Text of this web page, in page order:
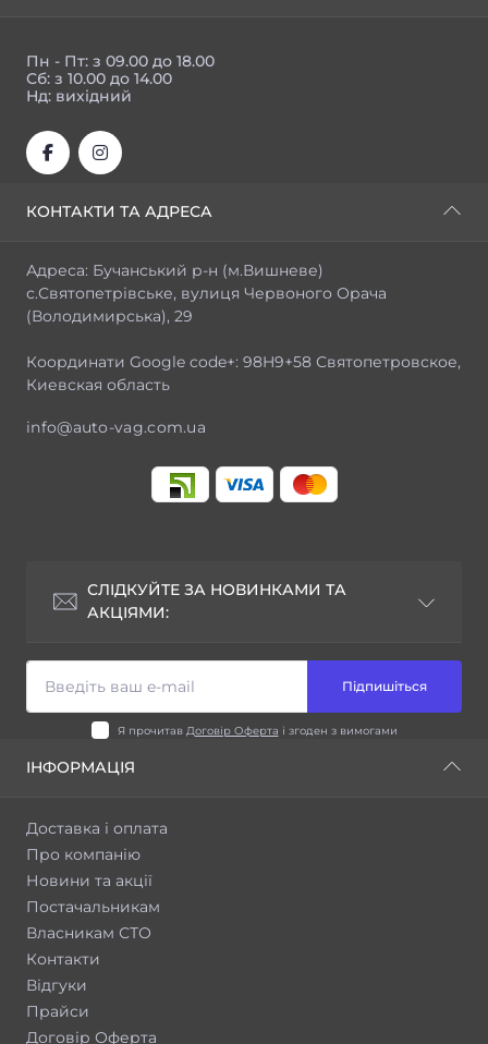
Пн - Пт: з 09.00 до 18.00
Сб: з 10.00 до 14.00
Нд: вихідний
КОНТАКТИ ТА АДРЕСА
Адреса: Бучанський р-н (м.Вишневе)
с.Святопетрівське, вулиця Червоного Орача
(Володимирська), 29
Координати Google code+: 98H9+58 Святопетровское,
Киевская область
info@auto-vag.com.ua
СЛІДКУЙТЕ ЗА НОВИНКАМИ ТА
АКЦІЯМИ:
Підпишіться
Я прочитав Договір Оферта і згоден з вимогами
ІНФОРМАЦІЯ
Доставка і оплата
Про компанію
Новини та акції
Постачальникам
Власникам СТО
Контакти
Відгуки
Прайси
Договір Оферта